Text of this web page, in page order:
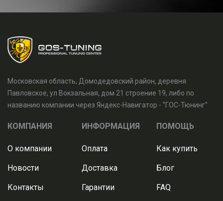
Московская область, Домодедовский район, деревня
Павловское, ул Вокзальная, дом 21 строение 19, либо по
названию компании через Яндекс-Навигатор - "ГОС-Тюнинг"
КОМПАНИЯ
О компании
Новости
Контакты
ИНФОРМАЦИЯ
Оплата
Доставка
Гарантии
ПОМОЩЬ
Как купить
Блог
FAQ